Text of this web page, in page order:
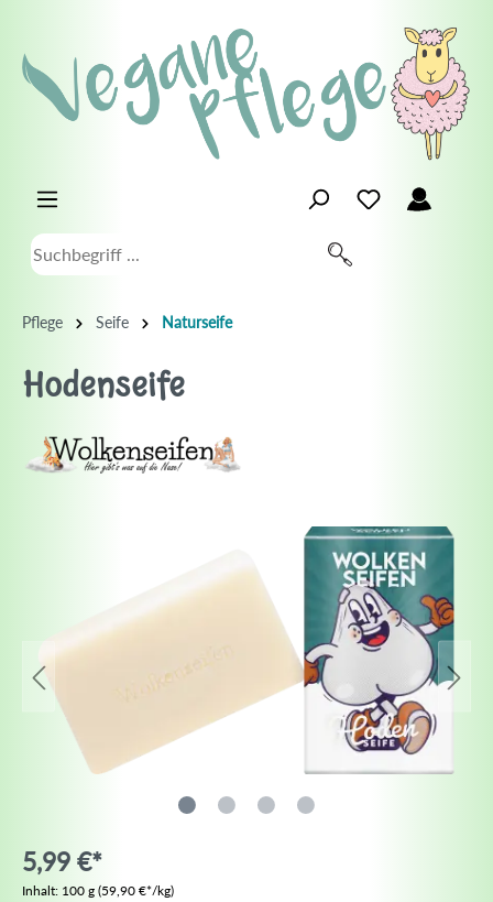
Pflege Seife Naturseife
Hodenseife
5,99 €*
Inhalt: 100 g (59,90 €*/kg)